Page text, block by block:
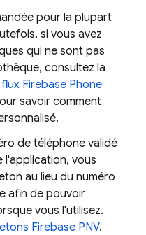
pour la plupart
si vous avez
qui ne sont pas
consultez la
Firebase Phone
savoir comment
de téléphone validé
l'application, vous
au lieu du numéro
afin de pouvoir
vous l'utilisez.
Firebase PNV.